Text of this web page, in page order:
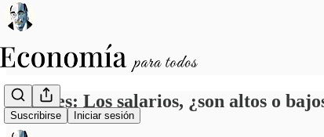
Suscribirse Iniciar sesión
Apuntes: Los salarios, ¿son altos o